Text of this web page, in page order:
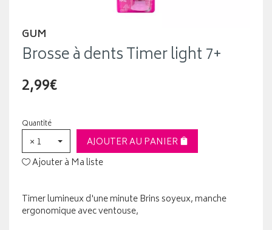
GUM
Brosse à dents Timer light 7+
2,99€
Quantité
× 1
AJOUTER AU PANIER
Ajouter à Ma liste
Timer lumineux d'une minute Brins soyeux, manche
ergonomique avec ventouse,